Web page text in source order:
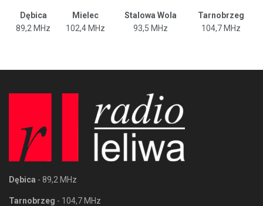
Dębica Mielec Stalowa Wola
Tarnobrzeg
89,2 MHz
102,4 MHz 93,5 MHz 104,7 MHz
Dębica - 89,2 MHz
Tarnobrzeg - 104,7 MHz